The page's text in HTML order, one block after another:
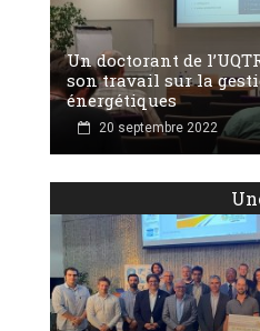
Un doctorant de
son travail sur la
énergétiques
20 septembre 2022